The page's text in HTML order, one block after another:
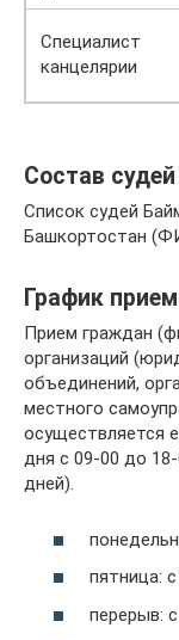
Специалист
канцелярии
Состав судей
Список судей
Башкортостан
График
Прием граждан
организаций
объединений,
местного
осуществляется
дня с 09-00 до
дней).
пятница:
перерыв: